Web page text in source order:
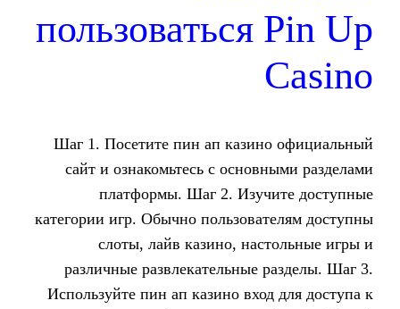
Шаг 1. Посетите пин ап
сайт и ознакомьтесь с
платформы. Шаг 2.
категории игр. Обычно
слоты, лайв казино,
различные
Используйте пин ап казино